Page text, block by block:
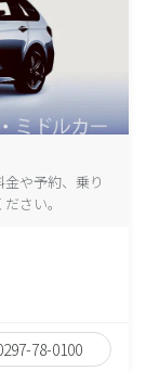
や予約、乗り
さい。
78-0100